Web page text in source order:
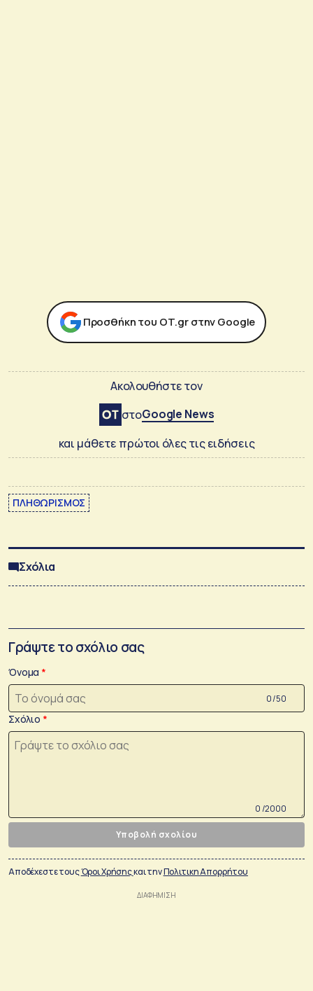
Προσθήκη του ΟΤ.gr στην Google
Ακολουθήστε τον
στοGoogle News
και μάθετε πρώτοι όλες τις ειδήσεις
ΠΛΗΘΩΡΙΣΜΟΣ
Σχόλια
Γράψτε το σχόλιο σας
Όνομα
0 /50
Σχόλιο
0 /2000
Υποβολή σχολίου
Αποδέχεστε τουςΌροι Χρήσηςκαι τηνΠολιτικη Απορρήτου